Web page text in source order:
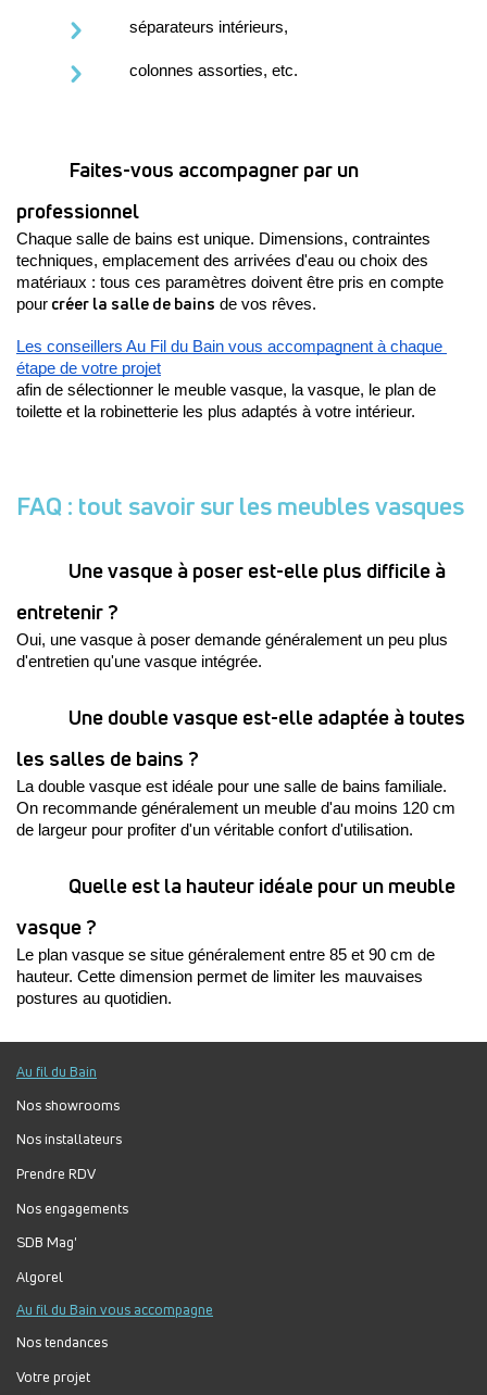
séparateurs intérieurs,
colonnes assorties, etc.
Faites-vous accompagner par un
professionnel
Chaque salle de bains est unique. Dimensions, contraintes
techniques, emplacement des arrivées d'eau ou choix des
matériaux : tous ces paramètres doivent être pris en compte
pour créer la salle de bains de vos rêves.
Les conseillers Au Fil du Bain vous accompagnent à chaque
étape de votre projet
afin de sélectionner le meuble vasque, la vasque, le plan de
toilette et la robinetterie les plus adaptés à votre intérieur.
FAQ : tout savoir sur les meubles vasques
Une vasque à poser est-elle plus difficile à
entretenir ?
Oui, une vasque à poser demande généralement un peu plus
d'entretien qu'une vasque intégrée.
Une double vasque est-elle adaptée à toutes
les salles de bains ?
La double vasque est idéale pour une salle de bains familiale.
On recommande généralement un meuble d'au moins 120 cm
de largeur pour profiter d'un véritable confort d'utilisation.
Quelle est la hauteur idéale pour un meuble
vasque ?
Le plan vasque se situe généralement entre 85 et 90 cm de
hauteur. Cette dimension permet de limiter les mauvaises
postures au quotidien.
Au fil du Bain
Nos showrooms
Nos installateurs
Prendre RDV
Nos engagements
SDB Mag'
Algorel
Au fil du Bain vous accompagne
Nos tendances
Votre projet